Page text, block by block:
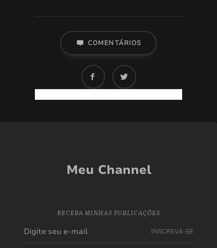
COMENTÁRIOS
Meu Channel
RECEBA MINHAS PUBLICAÇÕES
INSCREVA-SE